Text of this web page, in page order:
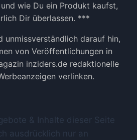
wie Du ein Produkt kaufst,
Dir überlassen. ***
unmissverständlich darauf hin,
von Veröffentlichungen in
inziders.de redaktionelle
verlinken.
& Inhalte dieser Seite
ausdrücklich nur an